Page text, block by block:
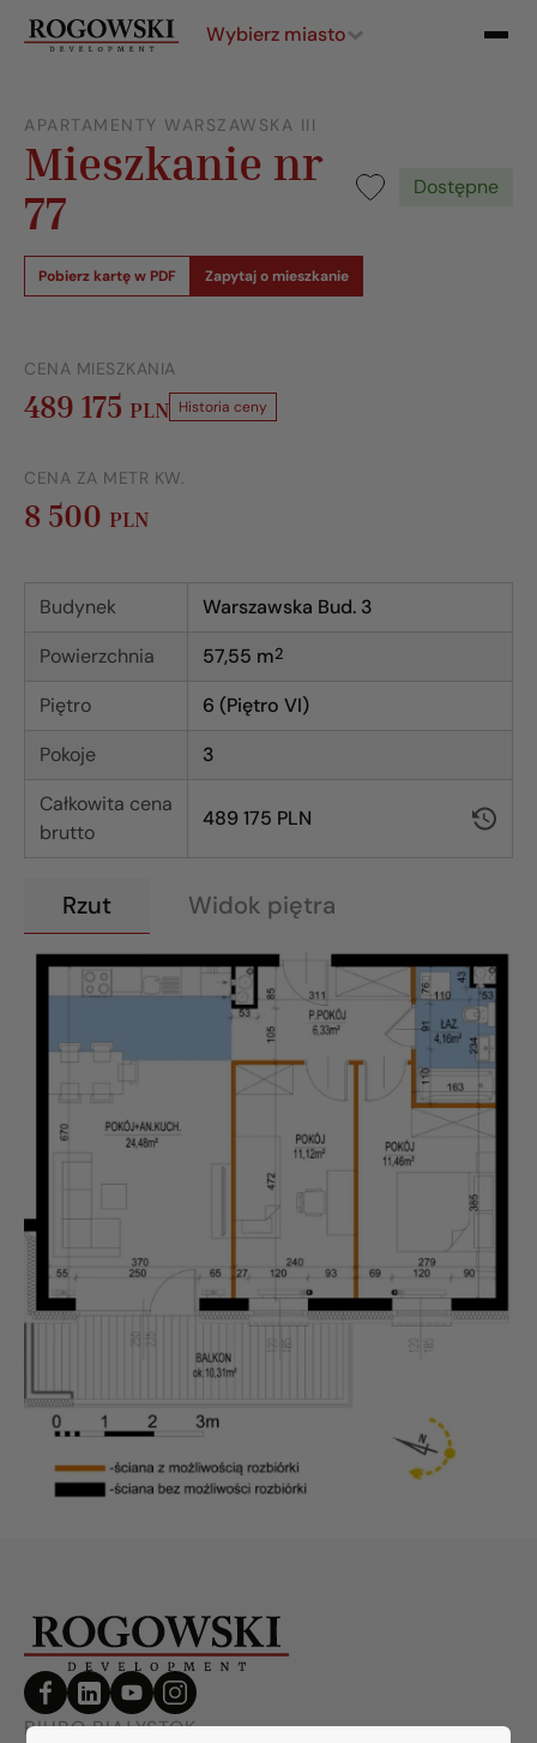
Wybierz miasto
APARTAMENTY WARSZAWSKA III
Mieszkanie nr
77
Dostępne
Pobierz kartę w PDF Zapytaj o mieszkanie
CENA MIESZKANIA
489 175 PLN Historia ceny
CENA ZA METR KW.
8 500 PLN
Budynek
Warszawska Bud. 3
Powierzchnia
57,55 m2
Piętro
6 (Piętro VI)
Pokoje
3
Całkowita cena
brutto
489 175 PLN
Rzut Widok piętra
BIURO BIAŁYSTOK